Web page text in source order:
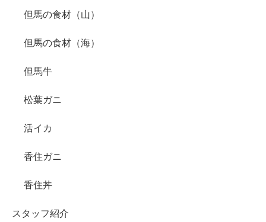
但馬の食材（山）
但馬の食材（海）
但馬牛
松葉ガニ
活イカ
香住ガニ
香住丼
スタッフ紹介